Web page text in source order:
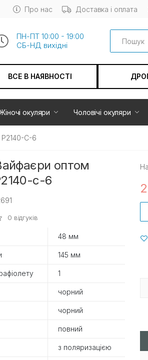
Про нас Доставка і оплата
ПН-ПТ 10:00 - 19:00
СБ-НД вихiдні
Search
ВСЕ В НАЯВНОСТІ
окуляри Чоловічі окуляри
C-6
оптом
c-6
0 відгуків
48 мм
145 мм
1
чорний
чорний
повний
з поляризацією